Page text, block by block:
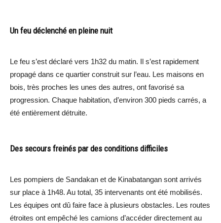
Un feu déclenché en pleine nuit
Le feu s’est déclaré vers 1h32 du matin. Il s’est rapidement
propagé dans ce quartier construit sur l’eau. Les maisons en
bois, très proches les unes des autres, ont favorisé sa
progression. Chaque habitation, d’environ 300 pieds carrés, a
été entièrement détruite.
Des secours freinés par des conditions difficiles
Les pompiers de Sandakan et de Kinabatangan sont arrivés
sur place à 1h48. Au total, 35 intervenants ont été mobilisés.
Les équipes ont dû faire face à plusieurs obstacles. Les routes
étroites ont empêché les camions d’accéder directement au